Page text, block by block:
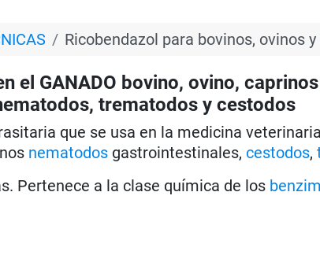
Ricobendazol para bovinos, ovinos
el GANADO bovino, ovino,
trematodos y cestodos
que se usa en la medicina
nematodos gastrointestinales, cestodos,
Pertenece a la clase química de los